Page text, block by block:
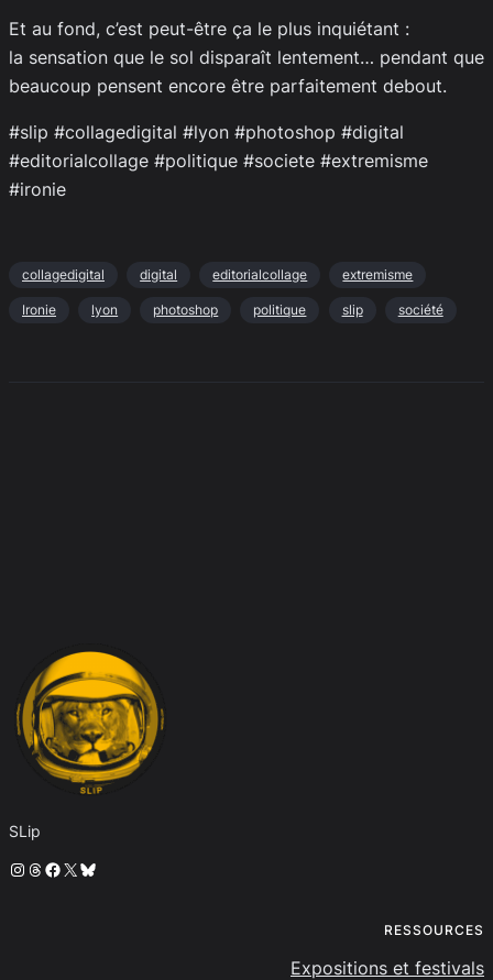
Et au fond, c’est peut-être ça le plus inquiétant :
la sensation que le sol disparaît lentement… pendant que
beaucoup pensent encore être parfaitement debout.
#slip #collagedigital #lyon #photoshop #digital
#editorialcollage #politique #societe #extremisme
#ironie
collagedigital digital editorialcollage extremisme
Ironie lyon photoshop politique slip société
SLip
Instagram
Threads
Facebook
X Bluesky
RESSOURCES
Expositions et festivals